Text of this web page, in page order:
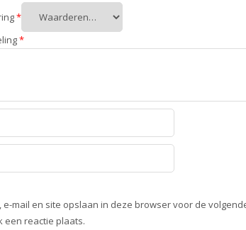
*
*
e-mail en site opslaan in deze browser voor de
een reactie plaats.